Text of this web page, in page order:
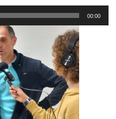
00:00